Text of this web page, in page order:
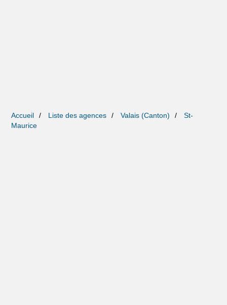
Accueil Liste des agences Valais (Canton)
St-
Maurice